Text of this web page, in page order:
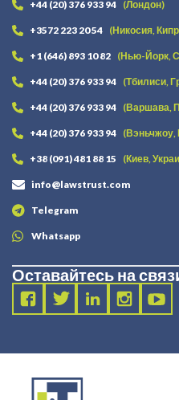
+44 (20) 376 933 94 (Лондон)
+3572 223 20 54 (Никосия,
+1 (646) 893 10 82 (Нью-Йорк,
+44 (20) 376 933 94 (Тбилиси,
+44 (20) 376 933 94 (Варшава,
+44 (20) 376 933 94 (Вэньчжоу,
+38 (091) 481 88 15 (Киев,
info@lawstrust.com
Telegram
Whatsapp
Оставайтесь на